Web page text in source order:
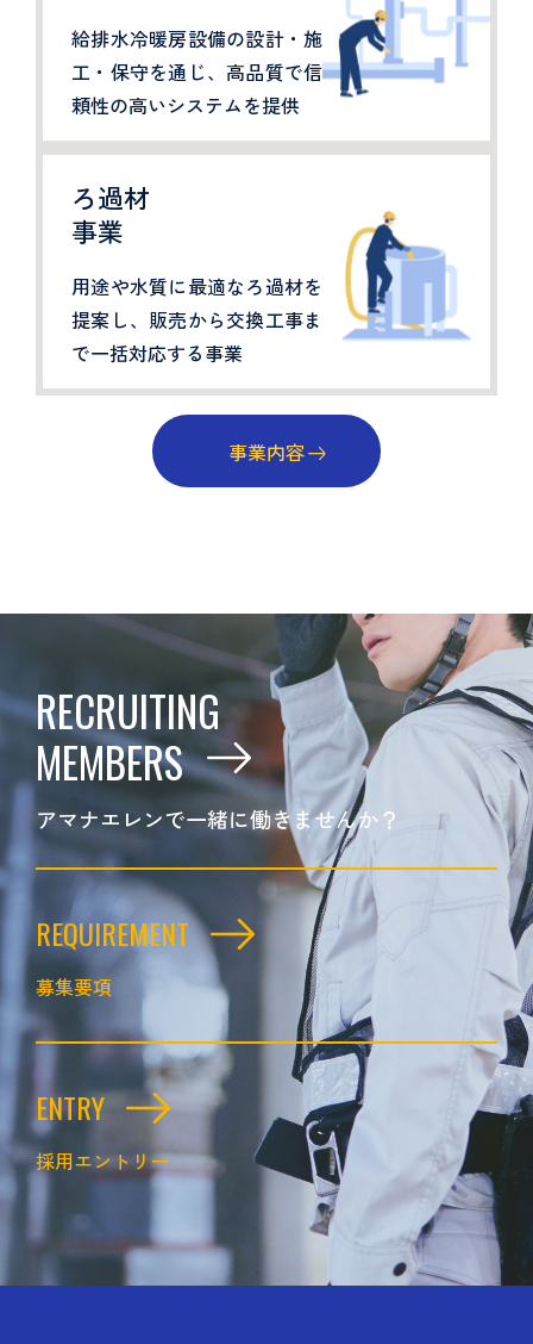
給排水冷暖房設備の設計・施
工・保守を通じ、高品質で信
頼性の高いシステムを提供
ろ過材
事業
用途や水質に最適なろ過材を
提案し、販売から交換工事ま
で一括対応する事業
事業内容
RECRUITING
MEMBERS
アマナエレンで一緒に働きませんか？
REQUIREMENT
募集要項
ENTRY
採用エントリー